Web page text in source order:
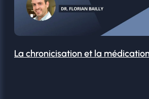
La chronicisation et la